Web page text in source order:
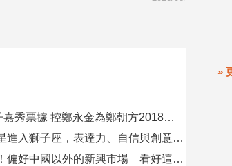
»
要再選先說清4000萬！吳子嘉秀票據 控鄭永金為鄭朝方2018選縣長籌錢至今未還
08/09-08/15 星座週運「水星進入獅子座，表達力、自信與創意提升」
瑞士百達資產管理8月展望！偏好中國以外的新興市場 看好這些產業